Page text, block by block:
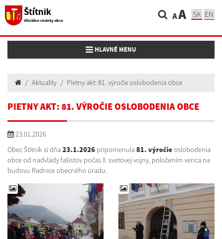
Štítnik
Oficiálne stránky obce AA SK EN
Toggle navigation
HLAVNÉ MENU
Aktuality Pietny akt: 81. výročie oslobodenia obce
PIETNY AKT: 81. VÝROČIE OSLOBODENIA OBCE
23.01.2026
Obec Štítnik si dňa 23.1.2026 pripomenula 81. výročie oslobodenia
obce od nadvlády fašistov počas II. svetovej vojny, položením venca na
budovu Radnice obecného úradu.